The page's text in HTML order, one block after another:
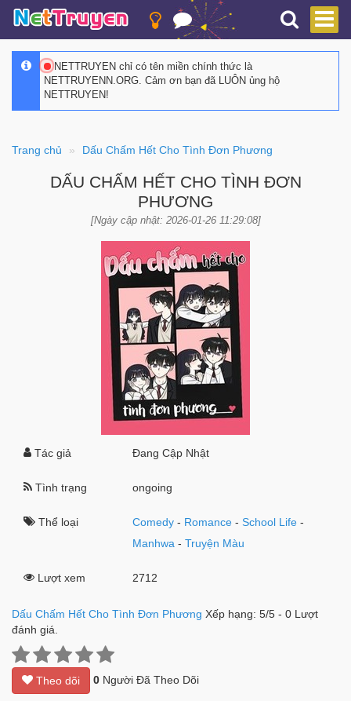
NETTRUYEN chỉ có tên miền chính thức là
NETTRUYENN.ORG. Cảm ơn bạn đã LUÔN ủng hộ
NETTRUYEN!
Trang chủ Dấu Chấm Hết Cho Tình Đơn Phương
DẤU CHẤM HẾT CHO TÌNH ĐƠN
PHƯƠNG
[Ngày cập nhật: 2026-01-26 11:29:08]
Tác giả Đang Cập Nhật
Tình trạng ongoing
Thể loại Comedy - Romance -School Life -
Manhwa -Truyện Màu
Lượt xem 2712
Dấu Chấm Hết Cho Tình Đơn Phương Xếp hạng: 5/5 - 0 Lượt
đánh giá.
Theo dõi 0 Người Đã Theo Dõi